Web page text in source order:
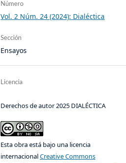
Número
Vol. 2 Núm. 24 (2024): Dialéctica
Sección
Ensayos
Licencia
Derechos de autor 2025 DIALÉCTICA
Esta obra está bajo una licencia
internacionalCreative Commons